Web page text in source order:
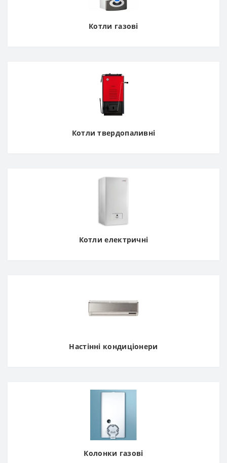
Котли газові
Котли твердопаливні
Котли електричні
Настінні кондиціонери
Колонки газові